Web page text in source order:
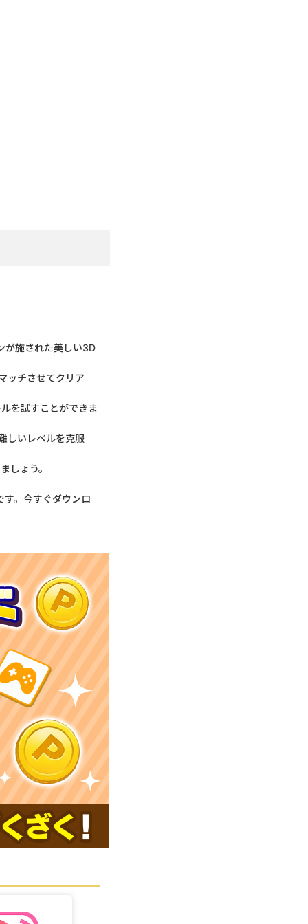
が施された美しい3D
ッチさせてクリア
を試すことができま
しいレベルを克服
しょう。
す。今すぐダウンロ